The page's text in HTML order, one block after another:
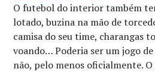
O futebol do interior também
lotado, buzina na mão de
camisa do seu time, charangas
voando… Poderia ser um jogo
não, pelo menos oficialmente.